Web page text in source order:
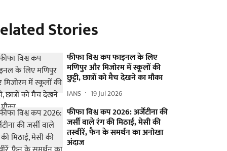
Stories
फीफा विश्व कप फाइनल के लिए
मणिपुर और मिजोरम में स्कूलों की
छुट्टी, छात्रों को मैच देखने का मौका
IANS 19 Jul 2026
फीफा विश्व कप 2026: अर्जेंटीना की
जर्सी वाले रंग की मिठाई, मेसी की
तस्वीरें, फैन के समर्थन का अनोखा
अंदाज